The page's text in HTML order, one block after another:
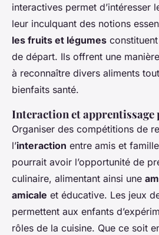
interactives permet d’intéresser
leur inculquant des notions
les fruits et légumes
de départ. Ils offrent une
à reconnaître divers aliments
bienfaits santé.
Interaction et apprentissage
Organiser des compétitions de
l’interaction entre amis et
pourrait avoir l’opportunité de
culinaire, alimentant ainsi une
amicale et éducative. Les jeux
permettent aux enfants
rôles de la cuisine. Que ce soit